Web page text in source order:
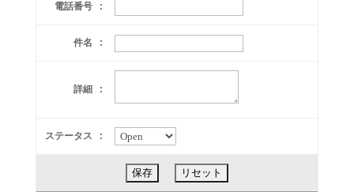
電話番号 :
件名 :
詳細 :
ステータス :